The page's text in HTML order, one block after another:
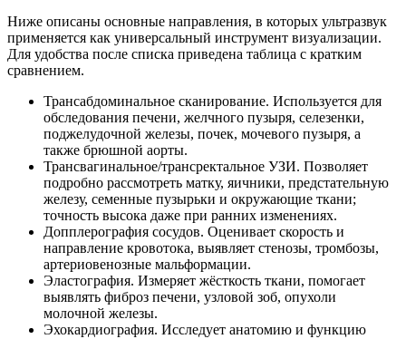
Ниже описаны основные направления, в которых ультразвук
применяется как универсальный инструмент визуализации.
Для удобства после списка приведена таблица с кратким
сравнением.
Трансабдоминальное сканирование. Используется для
обследования печени, желчного пузыря, селезенки,
поджелудочной железы, почек, мочевого пузыря, а
также брюшной аорты.
Трансвагинальное/трансректальное УЗИ. Позволяет
подробно рассмотреть матку, яичники, предстательную
железу, семенные пузырьки и окружающие ткани;
точность высока даже при ранних изменениях.
Допплерография сосудов. Оценивает скорость и
направление кровотока, выявляет стенозы, тромбозы,
артериовенозные мальформации.
Эластография. Измеряет жёсткость ткани, помогает
выявлять фиброз печени, узловой зоб, опухоли
молочной железы.
Эхокардиография. Исследует анатомию и функцию